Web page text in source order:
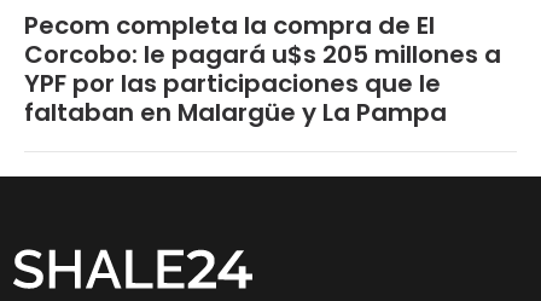
Pecom completa la compra de El
Corcobo: le pagará u$s 205 millones a
YPF por las participaciones que le
faltaban en Malargüe y La Pampa